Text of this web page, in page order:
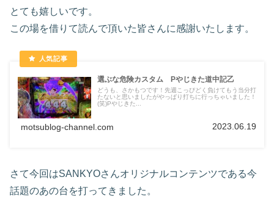
とても嬉しいです。
この場を借りて読んで頂いた皆さんに感謝いたします。
選ぶな危険カスタム Pやじきた道中記乙
どうも、さかもつです！先週こっぴどく負けてもう当分打
たないと思いましたがやっぱり打ちに行っちゃいました！
(笑)Pやじきた...
motsublog-channel.com 2023.06.19
さて今回はSANKYOさんオリジナルコンテンツである今
話題のあの台を打ってきました。